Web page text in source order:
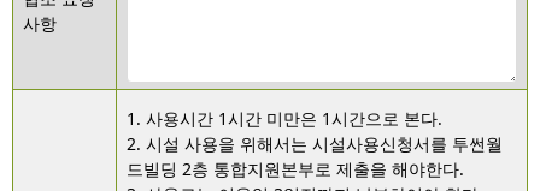
사항
1. 사용시간 1시간 미만은 1시간으로 본다.
2. 시설 사용을 위해서는 시설사용신청서를 투썬월
드빌딩 2층 통합지원본부로 제출을 해야한다.